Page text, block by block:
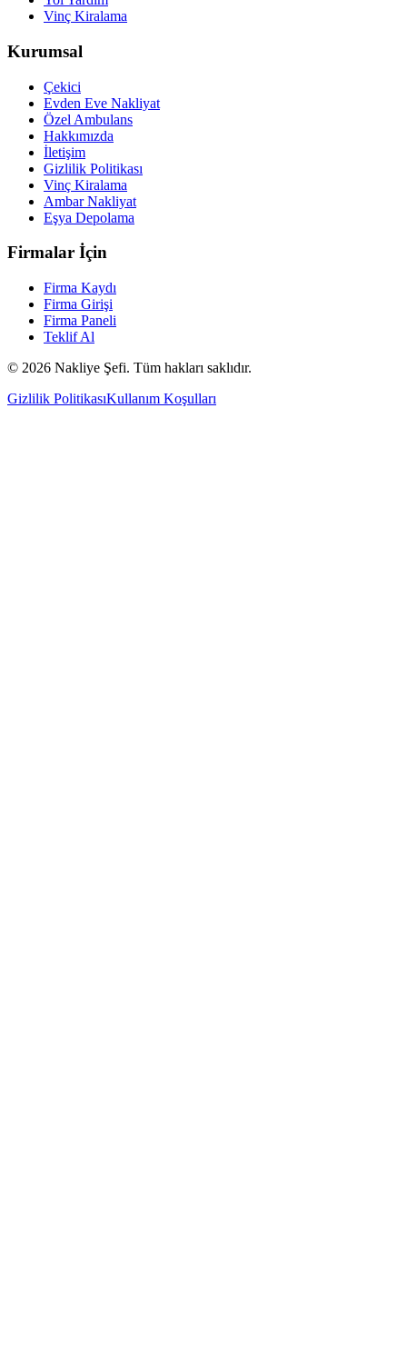
Vinç Kiralama
Kurumsal
Çekici
Evden Eve Nakliyat
Özel Ambulans
Hakkımızda
İletişim
Gizlilik Politikası
Vinç Kiralama
Ambar Nakliyat
Eşya Depolama
Firmalar İçin
Firma Kaydı
Firma Girişi
Firma Paneli
Teklif Al
© 2026 Nakliye Şefi. Tüm hakları saklıdır.
Gizlilik PolitikasıKullanım Koşulları